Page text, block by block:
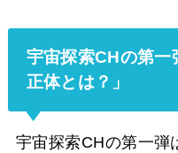
宇宙探索CHの第一
正体とは？」
宇宙探索CHの第一弾